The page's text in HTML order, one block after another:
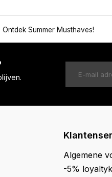
Ontdek Summer Musthaves!
Algemene
-5%